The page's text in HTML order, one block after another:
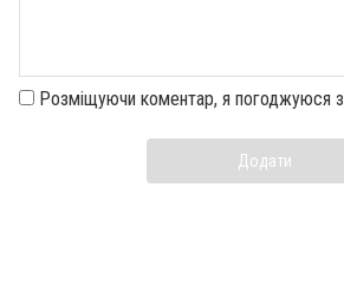
Розміщуючи коментар, я погоджуюся з
Додати